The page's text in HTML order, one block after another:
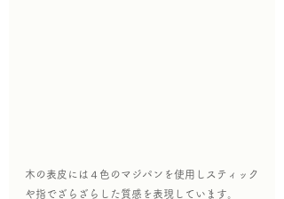
木の表皮には４色のマジパンを使用しスティック
や指でざらざらした質感を表現しています。